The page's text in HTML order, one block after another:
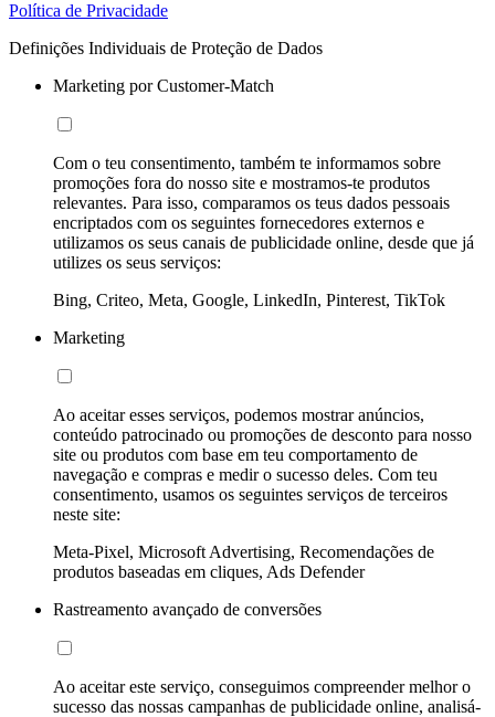
Política de Privacidade
Definições Individuais de Proteção de Dados
Marketing por Customer-Match
Com o teu consentimento, também te informamos sobre
promoções fora do nosso site e mostramos-te produtos
relevantes. Para isso, comparamos os teus dados pessoais
encriptados com os seguintes fornecedores externos e
utilizamos os seus canais de publicidade online, desde que já
utilizes os seus serviços:
Bing, Criteo, Meta, Google, LinkedIn, Pinterest, TikTok
Marketing
Ao aceitar esses serviços, podemos mostrar anúncios,
conteúdo patrocinado ou promoções de desconto para nosso
site ou produtos com base em teu comportamento de
navegação e compras e medir o sucesso deles. Com teu
consentimento, usamos os seguintes serviços de terceiros
neste site:
Meta-Pixel, Microsoft Advertising, Recomendações de
produtos baseadas em cliques, Ads Defender
Rastreamento avançado de conversões
Ao aceitar este serviço, conseguimos compreender melhor o
sucesso das nossas campanhas de publicidade online, analisá-